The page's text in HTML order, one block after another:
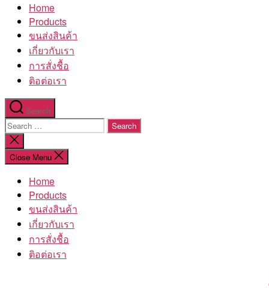
Home
Products
ขนส่งสินค้า
เกี่ยวกับเรา
การสั่งชื้อ
ติอต่อเรา
Search
Search
for:
Close
search
Close Menu
Home
Products
ขนส่งสินค้า
เกี่ยวกับเรา
การสั่งชื้อ
ติอต่อเรา